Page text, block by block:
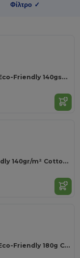
Φίλτρο ✓
COTTONEL COLOUR Eco-Friendly 140gsm Cotton Shopping Tote Bag
COTTONEL Eco-Friendly 140gr/m² Cotton Shopping Tote Bag
COTTONEL COLOUR Eco-Friendly 180g Cotton Shopping Bag with Long Handles